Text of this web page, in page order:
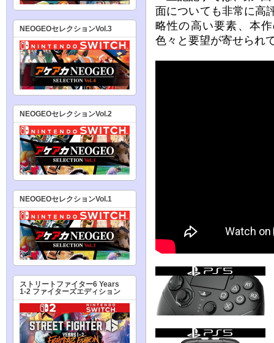
面についても非常に高
略性の高い要素、本
色々と要望が寄せられ
NEOGEOセレクションVol.3
NEOGEOセレクションVol.2
NEOGEOセレクションVol.1
ストリートファイター6 Years
1-2 ファイターズエディション